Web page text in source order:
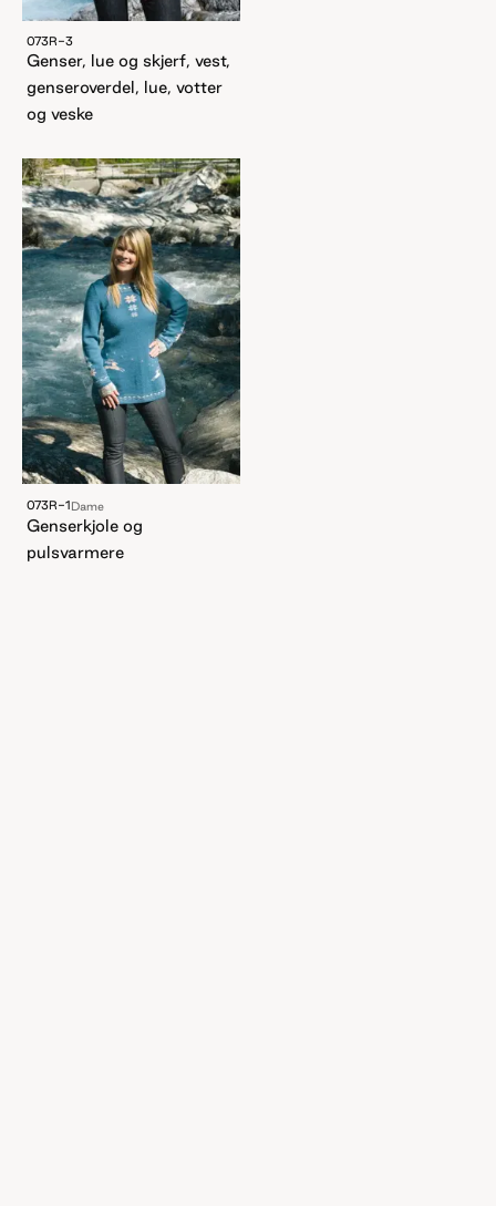
073R-3
Genser, lue og skjerf, vest,
genseroverdel, lue, votter
og veske
073R-1Dame
Genserkjole og
pulsvarmere